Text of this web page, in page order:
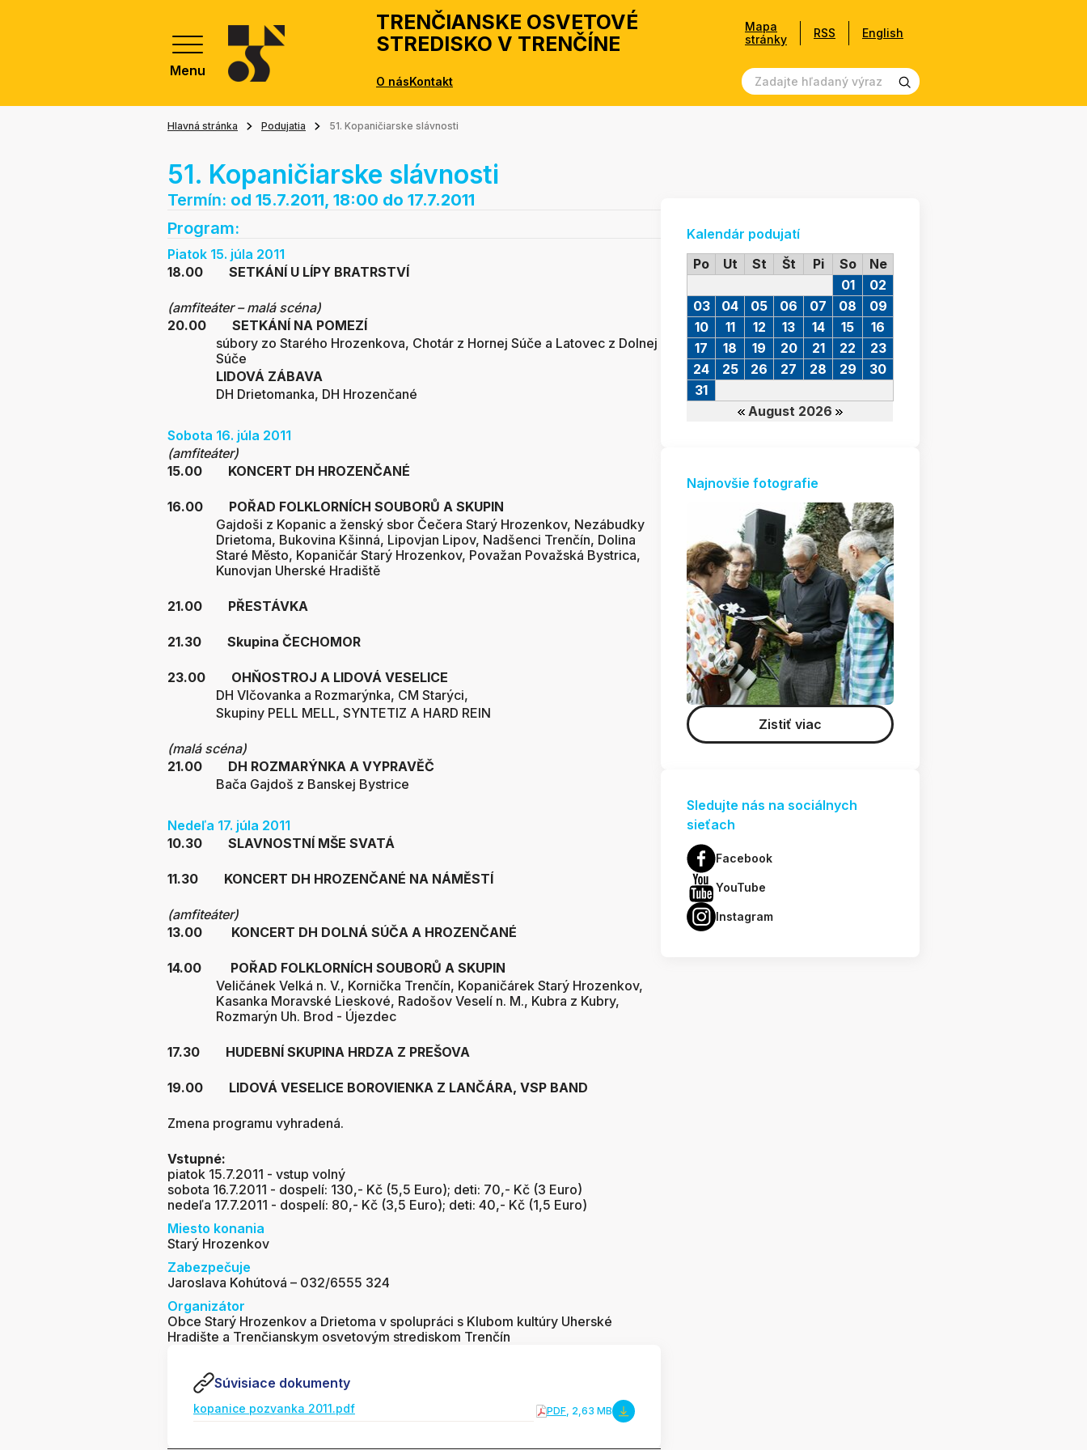
Menu
TRENČIANSKE OSVETOVÉ
STREDISKO V TRENČÍNE
O násKontakt
Mapa
stránky
RSS English
Hlavná stránka Podujatia 51. Kopaničiarske slávnosti
51. Kopaničiarske slávnosti
Termín: od 15.7.2011, 18:00 do 17.7.2011
Program:
Piatok 15. júla 2011
18.00 SETKÁNÍ U LÍPY BRATRSTVÍ
(amfiteáter – malá scéna)
20.00 SETKÁNÍ NA POMEZÍ
súbory zo Starého Hrozenkova, Chotár z Hornej Súče a Latovec z Dolnej
Súče
LIDOVÁ ZÁBAVA
DH Drietomanka, DH Hrozenčané
Sobota 16. júla 2011
(amfiteáter)
15.00 KONCERT DH HROZENČANÉ
16.00 POŘAD FOLKLORNÍCH SOUBORŮ A SKUPIN
Gajdoši z Kopanic a ženský sbor Čečera Starý Hrozenkov, Nezábudky
Drietoma, Bukovina Kšinná, Lipovjan Lipov, Nadšenci Trenčín, Dolina
Staré Město, Kopaničár Starý Hrozenkov, Považan Považská Bystrica,
Kunovjan Uherské Hradiště
21.00 PŘESTÁVKA
21.30 Skupina ČECHOMOR
23.00 OHŇOSTROJ A LIDOVÁ VESELICE
DH Vlčovanka a Rozmarýnka, CM Starýci,
Skupiny PELL MELL, SYNTETIZ A HARD REIN
(malá scéna)
21.00 DH ROZMARÝNKA A VYPRAVĚČ
Bača Gajdoš z Banskej Bystrice
Nedeľa 17. júla 2011
10.30 SLAVNOSTNÍ MŠE SVATÁ
11.30 KONCERT DH HROZENČANÉ NA NÁMĚSTÍ
(amfiteáter)
13.00 KONCERT DH DOLNÁ SÚČA A HROZENČANÉ
14.00 POŘAD FOLKLORNÍCH SOUBORŮ A SKUPIN
Veličánek Velká n. V., Kornička Trenčín, Kopaničárek Starý Hrozenkov,
Kasanka Moravské Lieskové, Radošov Veselí n. M., Kubra z Kubry,
Rozmarýn Uh. Brod - Újezdec
17.30 HUDEBNÍ SKUPINA HRDZA Z PREŠOVA
19.00 LIDOVÁ VESELICE BOROVIENKA Z LANČÁRA, VSP BAND
Zmena programu vyhradená.
Vstupné:
piatok 15.7.2011 - vstup volný
sobota 16.7.2011 - dospelí: 130,- Kč (5,5 Euro); deti: 70,- Kč (3 Euro)
nedeľa 17.7.2011 - dospelí: 80,- Kč (3,5 Euro); deti: 40,- Kč (1,5 Euro)
Miesto konania
Starý Hrozenkov
Zabezpečuje
Jaroslava Kohútová – 032/6555 324
Organizátor
Obce Starý Hrozenkov a Drietoma v spolupráci s Klubom kultúry Uherské
Hradište a Trenčianskym osvetovým strediskom Trenčín
Súvisiace dokumenty
kopanice pozvanka 2011.pdf PDF, 2,63 MB
Kalendár podujatí
Po
Ut St Št Pi So Ne
August 2026
01
02
03
04 05 06 07 08
09
10
11 12 13 14 15
16
17
18 19 20 21 22
23
24
25 26 27 28 29
30
31
Najnovšie fotografie
Zistiť viac
Sledujte nás na sociálnych
sieťach
Facebook
YouTube
Instagram